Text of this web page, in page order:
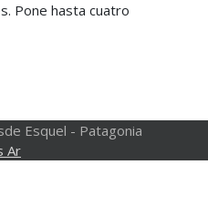
Pone hasta cuatro
Esquel - Patagonia
Ar